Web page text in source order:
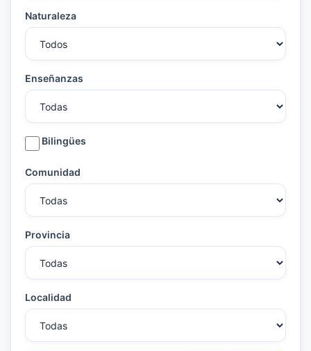
Naturaleza
Enseñanzas
Bilingües
Comunidad
Provincia
Localidad